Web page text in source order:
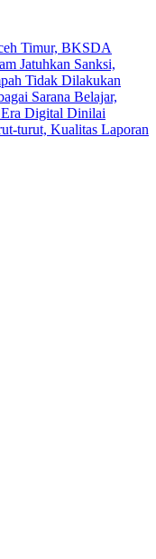
Timur, BKSDA
Jatuhkan Sanksi,
Tidak Dilakukan
Sarana Belajar,
Digital Dinilai
turut, Kualitas Laporan